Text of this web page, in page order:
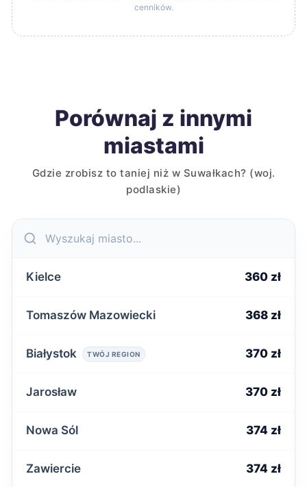
cenników.
Porównaj z innymi
miastami
Gdzie zrobisz to taniej niż w Suwałkach? (woj.
podlaskie)
Kielce 360 zł
Tomaszów Mazowiecki 368 zł
Białystok TWÓJ REGION 370 zł
Jarosław 370 zł
Nowa Sól 374 zł
Zawiercie 374 zł